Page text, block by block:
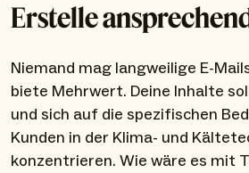
Erstelle
Niemand mag langweilige E-
biete Mehrwert. Deine Inhalte
und sich auf die spezifischen
Kunden in der Klima- und
konzentrieren. Wie wäre es mit